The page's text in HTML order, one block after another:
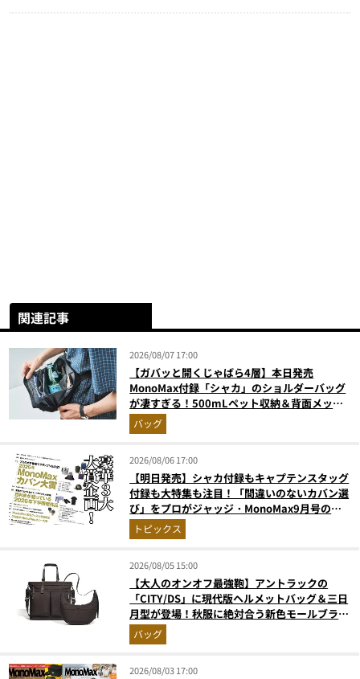
関連記事
2026/08/07 17:00
【ガバッと開くじゃばら4層】本日発売
MonoMax付録「シャカ」のショルダーバッグ
が凄すぎる！500mLペット収納＆背面メッシ
ュでベタつかない
バッグ
2026/08/06 17:00
【明日発売】シャカ付録もキャプテンスタッグ
付録も大特集も注目！「間違いのないカバン選
び」をプロがジャッジ・MonoMax9月号の目
次を公開
トピックス
2026/08/05 15:00
【大人のオンオフ最強鞄】アントラックの
「CITY/DS」に現代版ヘルメットバッグ＆三日
月型が登場！秋服に絶対合う新色モールブラウ
ンが傑作
バッグ
2026/08/03 17:00